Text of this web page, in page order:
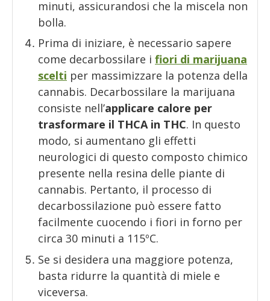
minuti, assicurandosi che la miscela non
bolla.
Prima di iniziare, è necessario sapere
come decarbossilare i fiori di marijuana
scelti per massimizzare la potenza della
cannabis. Decarbossilare la marijuana
consiste nell’applicare calore per
trasformare il THCA in THC. In questo
modo, si aumentano gli effetti
neurologici di questo composto chimico
presente nella resina delle piante di
cannabis. Pertanto, il processo di
decarbossilazione può essere fatto
facilmente cuocendo i fiori in forno per
circa 30 minuti a 115ºC.
Se si desidera una maggiore potenza,
basta ridurre la quantità di miele e
viceversa.